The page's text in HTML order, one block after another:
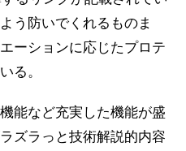
う防いでくれるものま
ーションに応じたプロテ
る。
能など充実した機能が盛
ズラっと技術解説的内容